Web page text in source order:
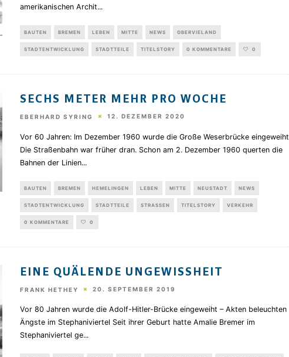
amerikanischen Archit...
BAUTEN BREMEN LEBEN MITTE NEWS OBERVIELAND
STADTENTWICKLUNG STADTTEILE TITELSTORY 0 KOMMENTARE 0
SECHS METER MEHR PRO WOCHE
EBERHARD SYRING 12. DEZEMBER 2020
Vor 60 Jahren: Im Dezember 1960 wurde die Große Weserbrücke eingeweiht
Die Straßenbahn war früher dran. Schon am 2. Dezember 1960 querten die
Bahnen der Linien...
BAUTEN BREMEN HEMELINGEN LEBEN MITTE NEUSTADT NEWS
STADTENTWICKLUNG STADTTEILE STRASSEN TITELSTORY VERKEHR
0 KOMMENTARE 0
EINE QUÄLENDE UNGEWISSHEIT
FRANK HETHEY 20. SEPTEMBER 2019
Vor 80 Jahren wurde die Adolf-Hitler-Brücke eingeweiht – Akten beleuchten
Ängste im Stephaniviertel Seit ihrer Geburt hatte Amalie Bremer im
Stephaniviertel ge...